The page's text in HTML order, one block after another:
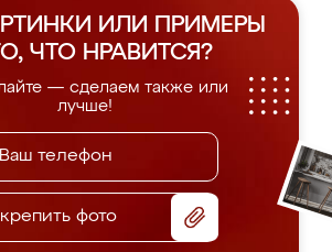
ИЛИ ПРИМЕРЫ
ЧТО НРАВИТСЯ?
— сделаем также или
лучше!
фото